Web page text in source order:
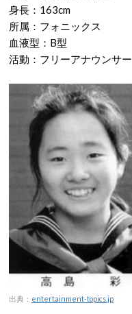
身長：163cm
所属：フォニックス
血液型：B型
活動：フリーアナウンサー
出典： entertainment-topics.jp